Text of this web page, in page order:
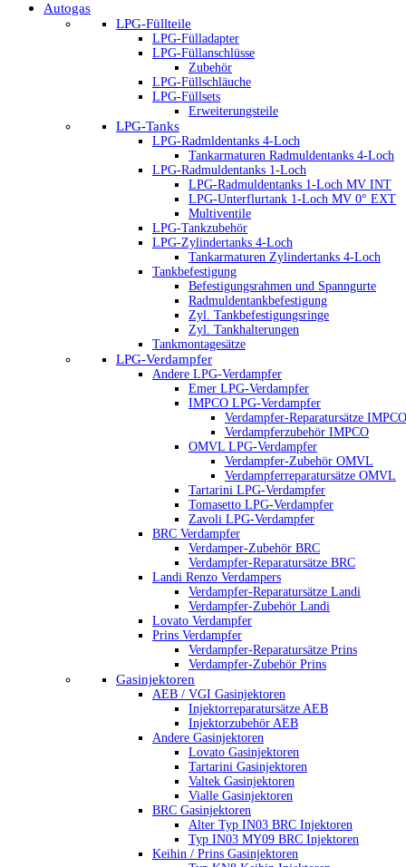
Autogas
LPG-Füllteile
LPG-Fülladapter
LPG-Füllanschlüsse
Zubehör
LPG-Füllschläuche
LPG-Füllsets
Erweiterungsteile
LPG-Tanks
LPG-Radmldentanks 4-Loch
Tankarmaturen Radmuldentanks 4-Loch
LPG-Radmuldentanks 1-Loch
LPG-Radmuldentanks 1-Loch MV INT
LPG-Unterflurtank 1-Loch MV 0° EXT
Multiventile
LPG-Tankzubehör
LPG-Zylindertanks 4-Loch
Tankarmaturen Zylindertanks 4-Loch
Tankbefestigung
Befestigungsrahmen und Spanngurte
Radmuldentankbefestigung
Zyl. Tankbefestigungsringe
Zyl. Tankhalterungen
Tankmontagesätze
LPG-Verdampfer
Andere LPG-Verdampfer
Emer LPG-Verdampfer
IMPCO LPG-Verdampfer
Verdampfer-Reparatursätze IMPCO
Verdampferzubehör IMPCO
OMVL LPG-Verdampfer
Verdampfer-Zubehör OMVL
Verdampferreparatursätze OMVL
Tartarini LPG-Verdampfer
Tomasetto LPG-Verdampfer
Zavoli LPG-Verdampfer
BRC Verdampfer
Verdamper-Zubehör BRC
Verdampfer-Reparatursätze BRC
Landi Renzo Verdampers
Verdampfer-Reparatursätze Landi
Verdampfer-Zubehör Landi
Lovato Verdampfer
Prins Verdampfer
Verdampfer-Reparatursätze Prins
Verdampfer-Zubehör Prins
Gasinjektoren
AEB / VGI Gasinjektoren
Injektorreparatursätze AEB
Injektorzubehör AEB
Andere Gasinjektoren
Lovato Gasinjektoren
Tartarini Gasinjektoren
Valtek Gasinjektoren
Vialle Gasinjektoren
BRC Gasinjektoren
Alter Typ IN03 BRC Injektoren
Typ IN03 MY09 BRC Injektoren
Keihin / Prins Gasinjektoren